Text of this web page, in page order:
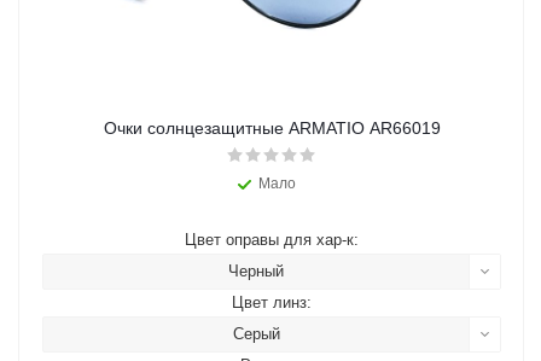
Очки солнцезащитные ARMATIO AR66019
Мало
Цвет оправы для хар-к:
Черный
Цвет линз:
Серый